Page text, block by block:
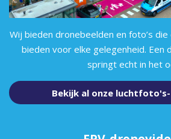
Wij bieden dronebeelden en foto’s
bieden voor elke gelegenheid. Een
springt echt in het
Bekijk al onze